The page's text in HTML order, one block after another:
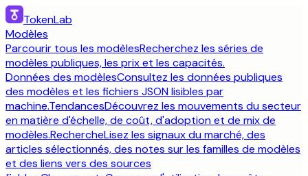
TokenLab
Modèles
Parcourir tous les modèlesRecherchez les séries de
modèles publiques, les prix et les capacités.
Données des modèlesConsultez les données publiques
des modèles et les fichiers JSON lisibles par
machine.TendancesDécouvrez les mouvements du secteur
en matière d'échelle, de coût, d'adoption et de mix de
modèles.RechercheLisez les signaux du marché, des
articles sélectionnés, des notes sur les familles de modèles
et des liens vers des sources